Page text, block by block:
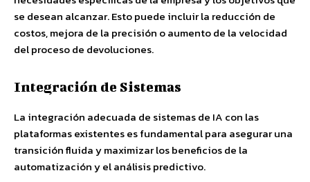
se desean alcanzar. Esto puede incluir la reducción de
costos, mejora de la precisión o aumento de la velocidad
del proceso de devoluciones.
Integración de Sistemas
La integración adecuada de sistemas de IA con las
plataformas existentes es fundamental para asegurar una
transición fluida y maximizar los beneficios de la
automatización y el análisis predictivo.